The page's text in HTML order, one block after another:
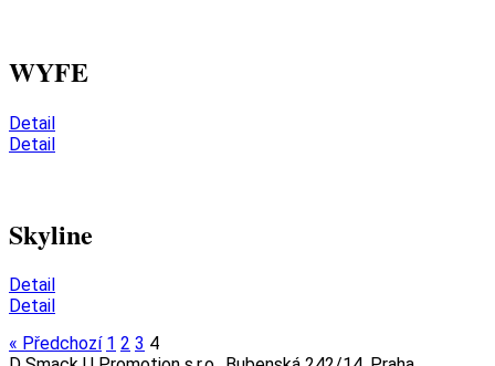
WYFE
Detail
Detail
Skyline
Detail
Detail
« Předchozí 1 2 3 4